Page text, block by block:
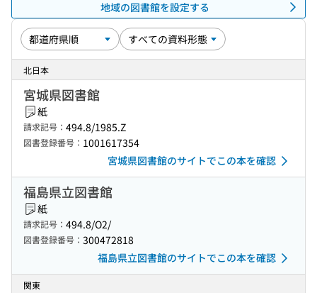
地域の図書館を設定する
北日本
宮城県図書館
紙
請求記号： 494.8/1985.Z
図書登録番号： 1001617354
宮城県図書館のサイトでこの本を確認
福島県立図書館
紙
請求記号： 494.8/O2/
図書登録番号： 300472818
福島県立図書館のサイトでこの本を確認
関東